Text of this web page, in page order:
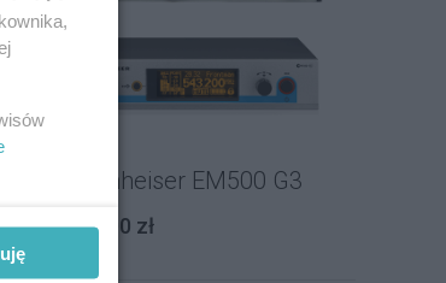
Sennheiser EM500 G3
140,00 zł